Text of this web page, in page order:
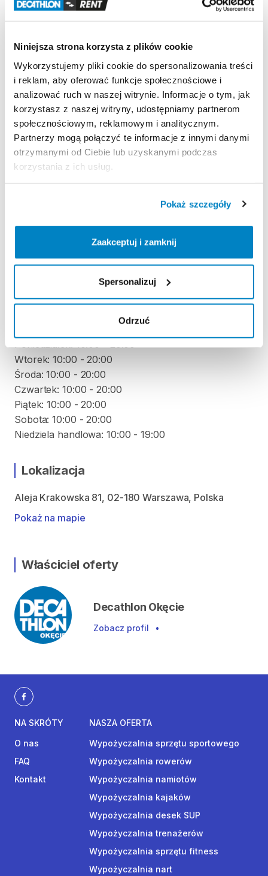
Niniejsza strona korzysta z plików cookie
Wykorzystujemy pliki cookie do spersonalizowania treści
i reklam, aby oferować funkcje społecznościowe i
analizować ruch w naszej witrynie. Informacje o tym, jak
korzystasz z naszej witryny, udostępniamy partnerom
społecznościowym, reklamowym i analitycznym.
Partnerzy mogą połączyć te informacje z innymi danymi
otrzymanymi od Ciebie lub uzyskanymi podczas
korzystania z ich usług.
Pokaż szczegóły
Zaakceptuj i zamknij
Spersonalizuj
Odrzuć
Napęd 8-rzędowy z przerzutką RD M25.
Waga w rozm. L: 22​,​0 kg
Rower wyposażony w błotniki i stopkę.
Strona produktu w sklepie
Zasady wypożyczenia
REGULAMIN
Nie pobieramy kaucji za wypożyczenie tego
ODBIÓR I ZWROT SPRZĘTU
Poniedziałek: 10:00 - 20:00
Wtorek: 10:00 - 20:00
Środa: 10:00 - 20:00
Czwartek: 10:00 - 20:00
Piątek: 10:00 - 20:00
Sobota: 10:00 - 20:00
Niedziela handlowa: 10:00 - 19:00
Lokalizacja
Aleja Krakowska 81, 02-180 Warszawa, Polska
Pokaż na mapie
Właściciel oferty
Decathlon Okęcie
Zobacz profil •
NA SKRÓTY
O nas
FAQ
Kontakt
NASZA OFERTA
Wypożyczalnia sprzętu sportowego
Wypożyczalnia rowerów
Wypożyczalnia namiotów
Wypożyczalnia kajaków
Wypożyczalnia desek SUP
Wypożyczalnia trenażerów
Wypożyczalnia sprzętu fitness
Wypożyczalnia nart